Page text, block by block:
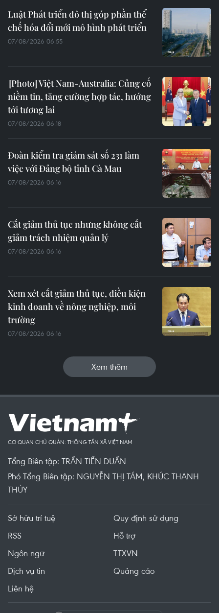
Luật Phát triển đô thị góp phần thể
chế hóa đổi mới mô hình phát triển
07/08/2026 06:55
Việt Nam-Australia: Củng cố
niềm tin, tăng cường hợp tác, hướng
tới tương lai
07/08/2026 06:18
Đoàn kiểm tra giám sát số 231 làm
việc với Đảng bộ tỉnh Cà Mau
07/08/2026 06:16
Cắt giảm thủ tục nhưng không cắt
giảm trách nhiệm quản lý
07/08/2026 06:16
Xem xét cắt giảm thủ tục, điều kiện
kinh doanh về nông nghiệp, môi
trường
07/08/2026 06:16
Xem thêm
CƠ QUAN CHỦ QUẢN: THÔNG TẤN XÃ VIỆT NAM
Tổng Biên tập: TRẦN TIẾN DUẨN
Phó Tổng Biên tập: NGUYỄN THỊ TÁM, KHÚC THANH
THỦY
Sở hữu trí tuệ
Quy định sử dụng
RSS
Hỗ trợ
Ngôn ngữ
TTXVN
Dịch vụ tin
Quảng cáo
Liên hệ